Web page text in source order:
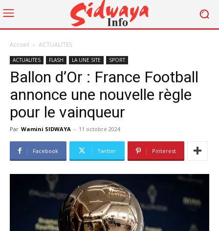
Accueil ACTUALITES
ACTUALITES FLASH LA UNE SITE SPORT
Ballon d’Or : France Football
annonce une nouvelle règle
pour le vainqueur
Par Wamini SIDWAYA - 11 octobre 2024
Facebook Twitter Pinterest